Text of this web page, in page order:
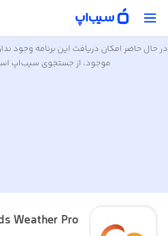
در حال حاضر امکان دریافت این برنامه وجود
موجود، از جستجوی سیب‌اپ
Weather Pro